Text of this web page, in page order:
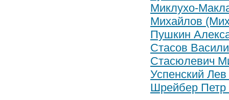
Миклухо-
Михайлов
Пушкин
Стасов
Стасюлевич
Успенский
Шрейбер Петр